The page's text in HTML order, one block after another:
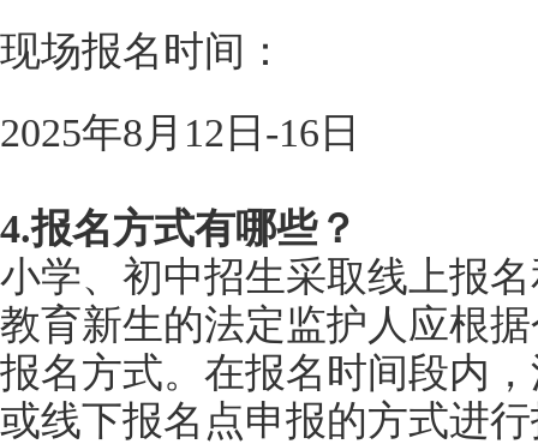
现场报名时间：
2025年8月12日-16日
4.报名方式有哪些？
小学、初中招生采取线上报
教育新生的法定监护人应根
报名方式。在报名时间段内
或线下报名点申报的方式进